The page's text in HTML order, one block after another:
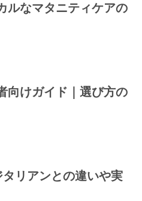
ルなマタニティケアの
向けガイド｜選び方の
リアンとの違いや実